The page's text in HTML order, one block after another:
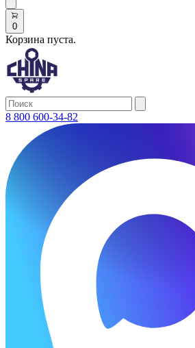
0
Корзина пуста.
8 800 600-34-82